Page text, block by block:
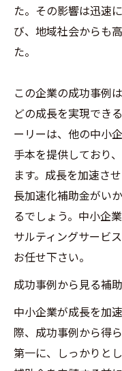
た。その影響は迅速
び、地域社会からも
た。
この企業の成功事例
どの成長を実現でき
ーリーは、他の中小
手本を提供しており
ます。成長を加速さ
長加速化補助金がい
るでしょう。中小企
サルティングサービ
お任せ下さい。
成功事例から見る補
中小企業が成長を加
際、成功事例から得
第一に、しっかりと